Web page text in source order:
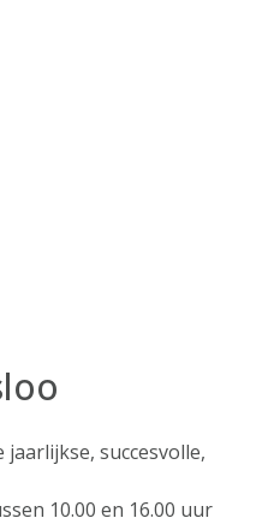
jaarlijkse, succesvolle,
10.00 en 16.00 uur